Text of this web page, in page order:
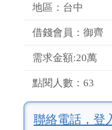
地區：台中
借錢會員：御齊
需求金額:20萬
點閱人數：63
聯絡電話， 登